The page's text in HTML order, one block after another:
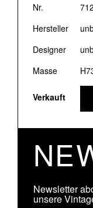
Nr.
Hersteller
Designer
Masse
Verkauft
Newsletter
unsere